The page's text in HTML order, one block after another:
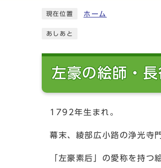
現在位置 ホーム
あしあと
左豪の絵師・長
1792年生まれ。
幕末、綾部広小路の浄光寺
「左豪素后」の愛称を持